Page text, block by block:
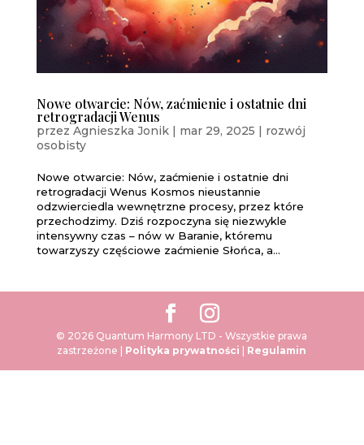
Nowe otwarcie: Nów, zaćmienie i ostatnie dni
retrogradacji Wenus
przez Agnieszka Jonik| mar 29, 2025
rozwój
osobisty
Nowe otwarcie: Nów, zaćmienie i ostatnie dni
retrogradacji Wenus Kosmos nieustannie
odzwierciedla wewnętrzne procesy, przez które
przechodzimy. Dziś rozpoczyna się niezwykle
intensywny czas – nów w Baranie, któremu
towarzyszy częściowe zaćmienie Słońca, a...
© 2026 Quantum Harmony LTD - Wszystkie prawa
zastrzeżone | Polityka prywatności Regulamin